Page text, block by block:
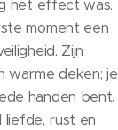
het effect was.
moment een
Zijn
warme deken; je
handen bent.
liefde, rust en